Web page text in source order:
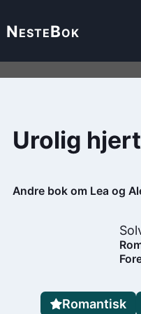
NesteBok
Urolig
Andre bok om Lea og
Romantisk